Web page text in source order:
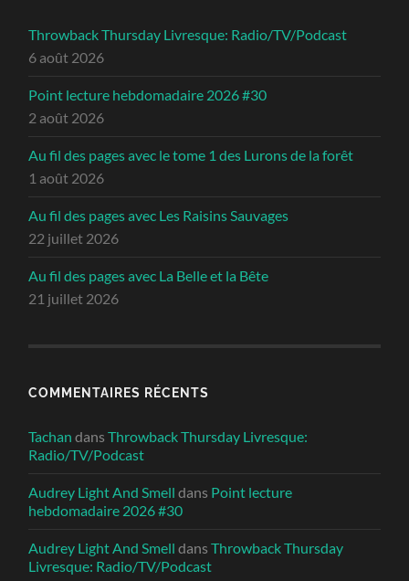
Throwback Thursday Livresque: Radio/TV/Podcast
6 août 2026
Point lecture hebdomadaire 2026 #30
2 août 2026
Au fil des pages avec le tome 1 des Lurons de la forêt
1 août 2026
Au fil des pages avec Les Raisins Sauvages
22 juillet 2026
Au fil des pages avec La Belle et la Bête
21 juillet 2026
COMMENTAIRES RÉCENTS
Tachan dansThrowback Thursday Livresque:
Radio/TV/Podcast
Audrey Light And Smell dans Point lecture
hebdomadaire 2026 #30
Audrey Light And Smell dansThrowback Thursday
Livresque: Radio/TV/Podcast